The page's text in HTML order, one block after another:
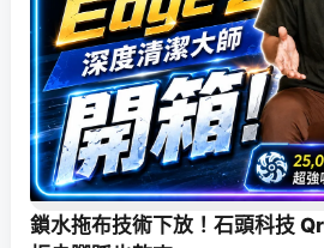
鎖水拖布技術下放！石頭科技